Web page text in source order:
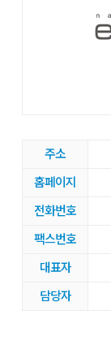
주소
홈페이지
전화번호
팩스번호
대표자
담당자